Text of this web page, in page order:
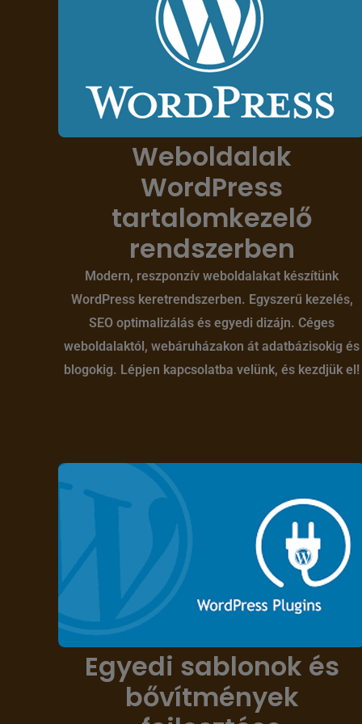
Weboldalak
WordPress
tartalomkezelő
rendszerben
Modern, reszponzív weboldalakat készítünk
WordPress keretrendszerben. Egyszerű kezelés,
SEO optimalizálás és egyedi dizájn. Céges
weboldalaktól, webáruházakon át adatbázisokig és
blogokig. Lépjen kapcsolatba velünk, és kezdjük el!
Egyedi sablonok és
bővítmények